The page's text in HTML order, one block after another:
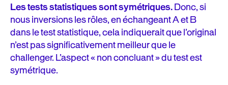
Les tests statistiques sont symétriques.Donc, si
nous inversions les rôles, en échangeant A et B
dans le test statistique, cela indiquerait que l’original
n’est pas significativement meilleur que le
challenger. L’aspect « non concluant » du test est
symétrique.